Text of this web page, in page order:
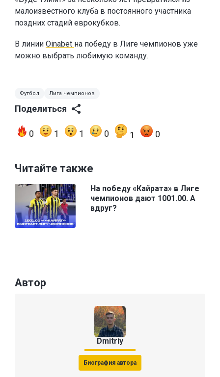
малоизвестного клуба в постоянного участника
поздних стадий еврокубков.
В линии Oinabet на победу в Лиге чемпионов уже
можно выбрать любимую команду.
Футбол Лига чемпионов
Поделиться
0 1 1 0 1 0
Читайте также
На победу «Кайрата» в Лиге
чемпионов дают 1001.00. А
вдруг?
Автор
Dmitriy
Биография автора